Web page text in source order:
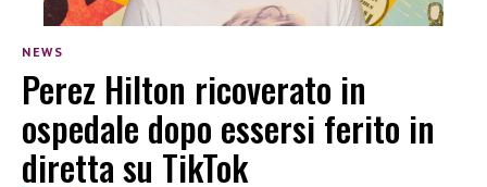
NEWS
Perez Hilton ricoverato in
ospedale dopo essersi ferito in
diretta su TikTok